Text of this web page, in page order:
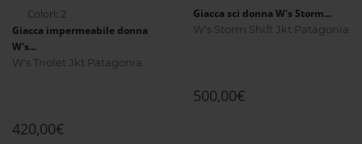
Colori: 2
Giacca impermeabile donna
W's...
W's Triolet Jkt Patagonia
420,00€
Giacca sci donna W's Storm...
W's Storm Shift Jkt Patagonia
500,00€